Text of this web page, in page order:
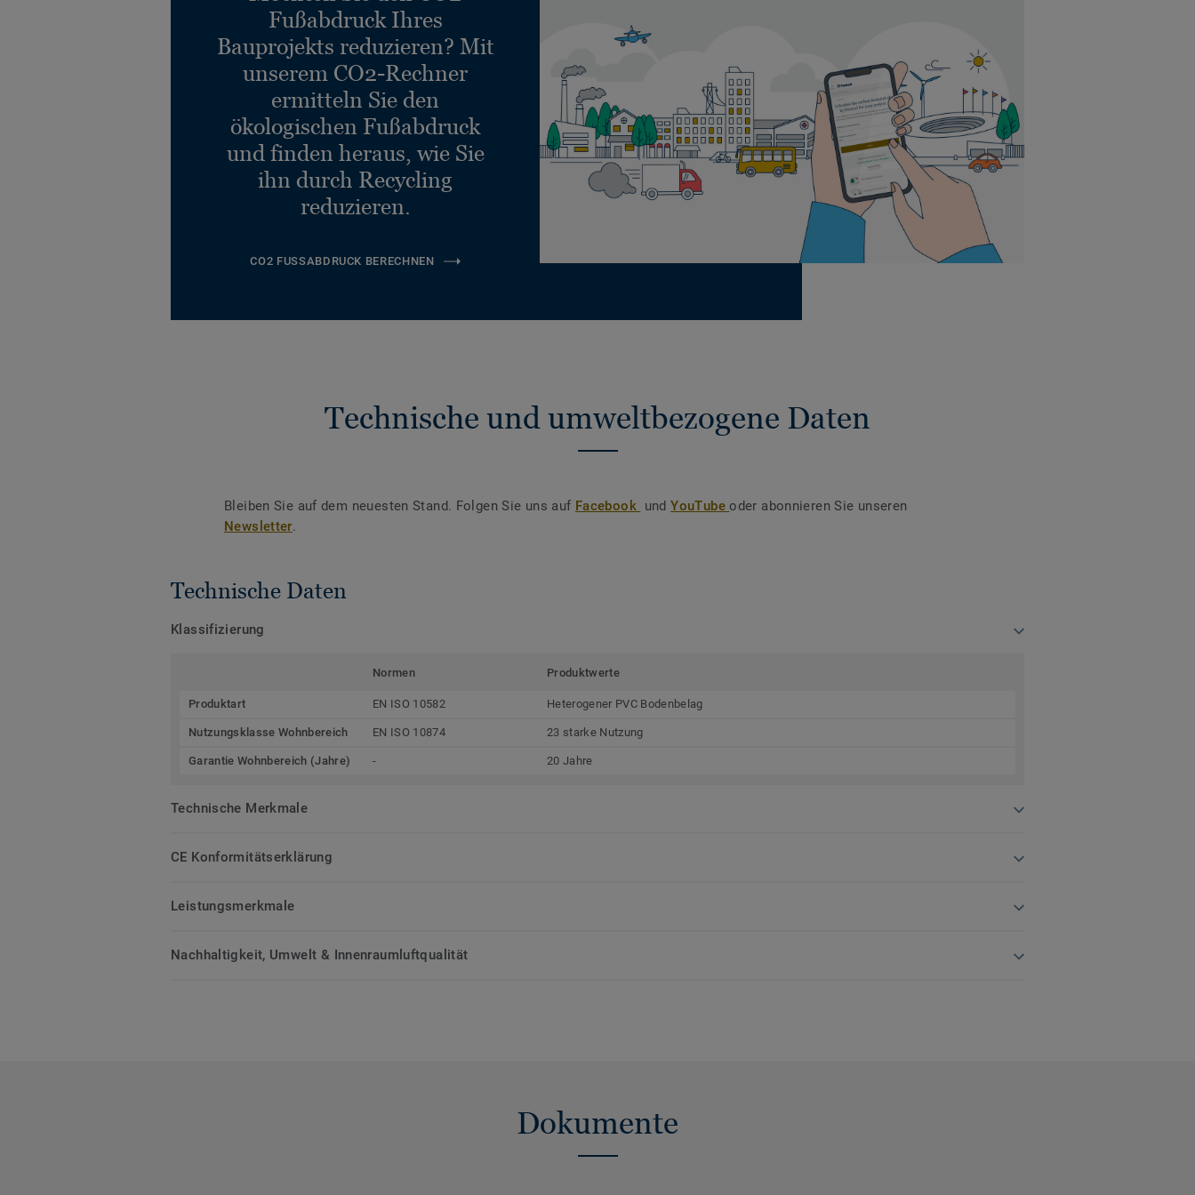
Fußabdruck Ihres
Bauprojekts reduzieren? Mit
unserem CO2-Rechner
ermitteln Sie den
ökologischen Fußabdruck
und finden heraus, wie Sie
ihn durch Recycling
reduzieren.
CO2 FUSSABDRUCK BERECHNEN
Technische und umweltbezogene Daten
Bleiben Sie auf dem neuesten Stand. Folgen Sie uns auf Facebook undYouTubeoder abonnieren Sie unseren
Newsletter.
Technische Daten
Klassifizierung
Normen Produktwerte
Produktart EN ISO 10582 Heterogener PVC Bodenbelag
Nutzungsklasse Wohnbereich EN ISO 10874 23 starke Nutzung
Garantie Wohnbereich (Jahre) - 20 Jahre
Technische Merkmale
CE Konformitätserklärung
Leistungsmerkmale
Nachhaltigkeit, Umwelt & Innenraumluftqualität
Dokumente